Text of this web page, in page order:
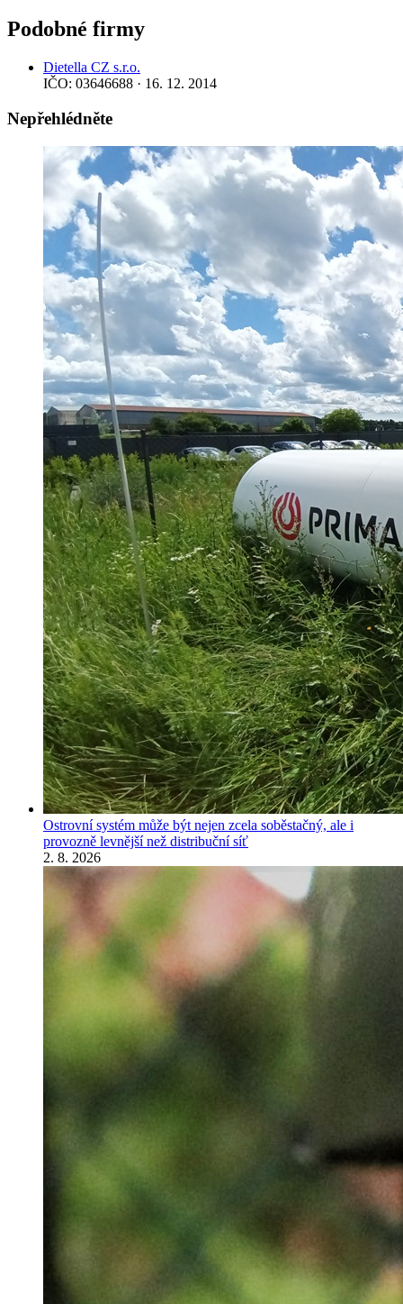
Podobné firmy
Dietella CZ s.r.o.
IČO: 03646688 · 16. 12. 2014
Nepřehlédněte
Ostrovní systém může být nejen zcela soběstačný, ale i
provozně levnější než distribuční síť
2. 8. 2026